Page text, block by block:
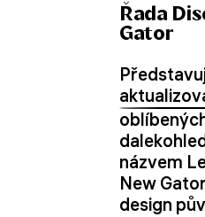
Řada
Gator
názvem
New
design